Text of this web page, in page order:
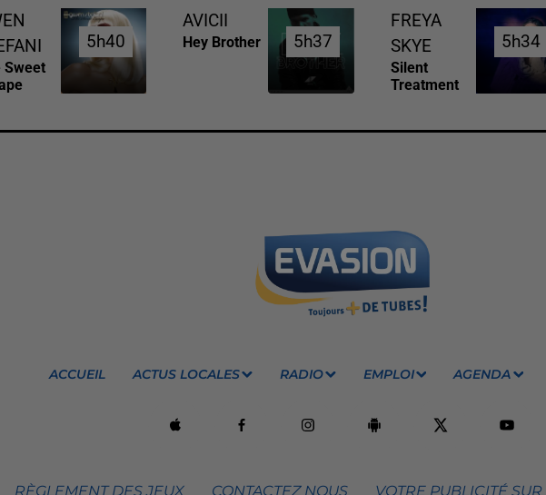
Sweet
5h40
5h40
AVICII
Hey Brother 5h37
5h37
FREYA
SKYE
Silent
Treatment
5h34
5h34
ACCUEIL ACTUS LOCALES RADIO EMPLOI AGENDA
RÈGLEMENT DES JEUX CONTACTEZ NOUS VOTRE PUBLICITÉ